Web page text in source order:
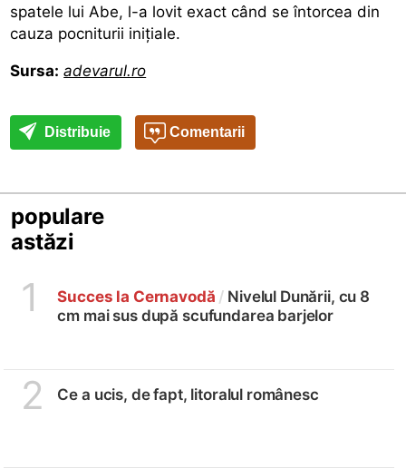
spatele lui Abe, l-a lovit exact când se întorcea din
cauza pocniturii iniţiale.
Sursa: adevarul.ro
Distribuie Comentarii
populare
astăzi
1 Succes la Cernavodă / Nivelul Dunării, cu 8
cm mai sus după scufundarea barjelor
2 Ce a ucis, de fapt, litoralul românesc